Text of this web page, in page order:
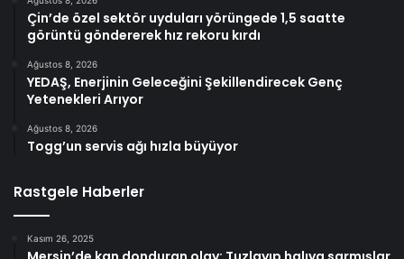
Çin’de özel sektör uyduları yörüngede 1,5 saatte
görüntü göndererek hız rekoru kırdı
Ağustos 8, 2026
YEDAŞ, Enerjinin Geleceğini Şekillendirecek Genç
Yetenekleri Arıyor
Ağustos 8, 2026
Togg’un servis ağı hızla büyüyor
Rastgele Haberler
Kasım 26, 2025